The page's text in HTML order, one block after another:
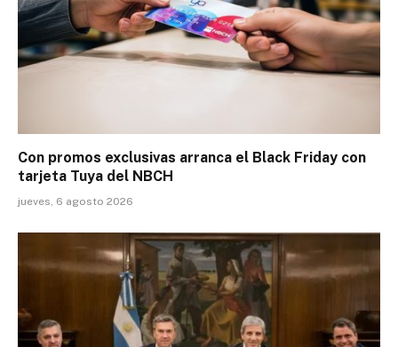
Con promos exclusivas arranca el Black Friday con
tarjeta Tuya del NBCH
jueves, 6 agosto 2026